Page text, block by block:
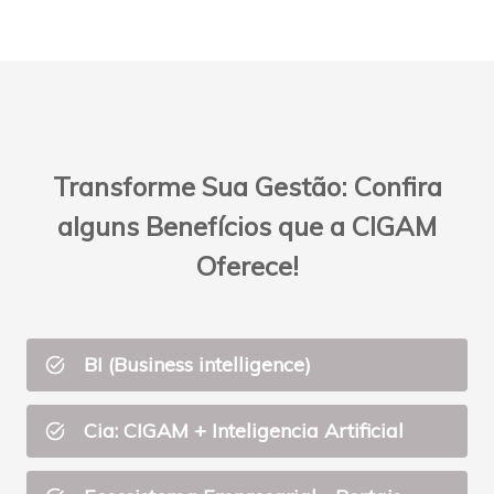
Transforme Sua Gestão: Confira
alguns Benefícios que a CIGAM
Oferece!
task_alt BI (Business intelligence)
task_alt Cia: CIGAM + Inteligencia Artificial